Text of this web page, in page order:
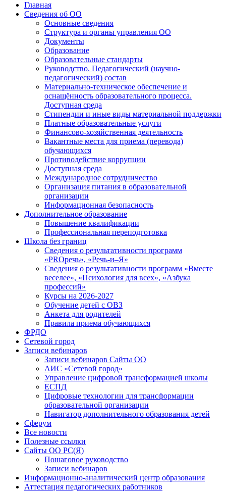
Главная
Сведения об ОО
Основные сведения
Структура и органы управления ОО
Документы
Образование
Образовательные стандарты
Руководство. Педагогический (научно-
педагогический) состав
Материально-техническое обеспечение и
оснащённость образовательного процесса.
Доступная среда
Стипендии и иные виды материальной поддержки
Платные образовательные услуги
Финансово-хозяйственная деятельность
Вакантные места для приема (перевода)
обучающихся
Противодействие коррупции
Доступная среда
Международное сотрудничество
Организация питания в образовательной
организации
Информационная безопасность
Дополнительное образование
Повышение квалификации
Профессиональная переподготовка
Школа без границ
Сведения о результативности программ
«PROречь», «Речь-и–Я»
Сведения о результативности программ «Вместе
веселее», «Психология для всех», «Азбука
профессий»
Курсы на 2026-2027
Обучение детей с ОВЗ
Анкета для родителей
Правила приема обучающихся
ФРДО
Сетевой город
Записи вебинаров
Записи вебинаров Сайты ОО
АИС «Сетевой город»
Управление цифровой трансформацией школы
ЕСПД
Цифровые технологии для трансформации
образовательной организации
Навигатор дополнительного образования детей
Сферум
Все новости
Полезные ссылки
Сайты ОО РС(Я)
Пошаговое руководство
Записи вебинаров
Информационно-аналитический центр образования
Аттестация педагогических работников